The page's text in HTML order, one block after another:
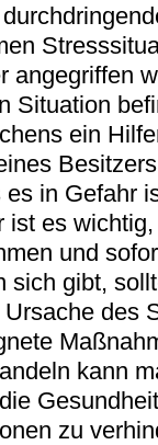
angegriffen
Situation
ein
in Gefahr
ist es
und
sich gibt,
des
kann
zu